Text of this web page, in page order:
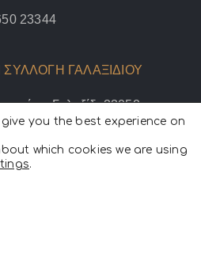
23344
ΓΑΛΑΞΙΔΙΟΥ
Γαλαξίδι 33052,
41558
you the best experience on
which cookies we are using
.